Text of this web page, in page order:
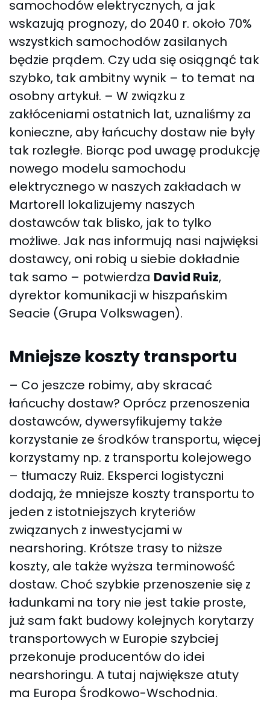
samochodów elektrycznych, a jak
wskazują prognozy, do 2040 r. około 70%
wszystkich samochodów zasilanych
będzie prądem. Czy uda się osiągnąć tak
szybko, tak ambitny wynik – to temat na
osobny artykuł. – W związku z
zakłóceniami ostatnich lat, uznaliśmy za
konieczne, aby łańcuchy dostaw nie były
tak rozległe. Biorąc pod uwagę produkcję
nowego modelu samochodu
elektrycznego w naszych zakładach w
Martorell lokalizujemy naszych
dostawców tak blisko, jak to tylko
możliwe. Jak nas informują nasi najwięksi
dostawcy, oni robią u siebie dokładnie
tak samo – potwierdza David Ruiz,
dyrektor komunikacji w hiszpańskim
Seacie (Grupa Volkswagen).
Mniejsze koszty transportu
– Co jeszcze robimy, aby skracać
łańcuchy dostaw? Oprócz przenoszenia
dostawców, dywersyfikujemy także
korzystanie ze środków transportu, więcej
korzystamy np. z transportu kolejowego
– tłumaczy Ruiz. Eksperci logistyczni
dodają, że mniejsze koszty transportu to
jeden z istotniejszych kryteriów
związanych z inwestycjami w
nearshoring. Krótsze trasy to niższe
koszty, ale także wyższa terminowość
dostaw. Choć szybkie przenoszenie się z
ładunkami na tory nie jest takie proste,
już sam fakt budowy kolejnych korytarzy
transportowych w Europie szybciej
przekonuje producentów do idei
nearshoringu. A tutaj największe atuty
ma Europa Środkowo-Wschodnia.